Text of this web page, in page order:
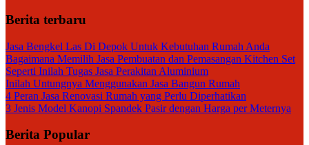
Berita terbaru
Jasa Bengkel Las Di Depok Untuk Kebutuhan Rumah Anda
Bagaimana Memilih Jasa Pembuatan dan Pemasangan Kitchen Set
Seperti Inilah Tugas Jasa Perakitan Aluminium
Inilah Untungnya Menggunakan Jasa Bangun Rumah
4 Peran Jasa Renovasi Rumah yang Perlu Diperhatikan
3 Jenis Model Kanopi Spandek Pasir dengan Harga per Meternya
Berita Popular